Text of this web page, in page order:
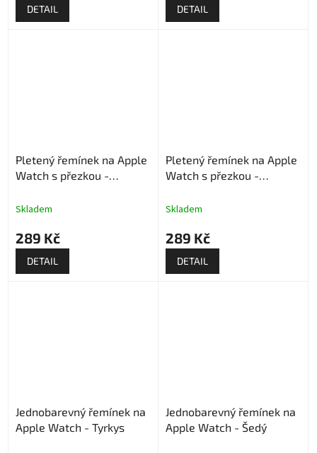
DETAIL DETAIL
Pletený řemínek na Apple
Watch s přezkou -
Skladem
289 Kč
DETAIL
Pletený řemínek na Apple
Watch s přezkou -
Skladem
289 Kč
DETAIL
Jednobarevný řemínek na
Apple Watch - Tyrkys
Jednobarevný řemínek na
Apple Watch - Šedý